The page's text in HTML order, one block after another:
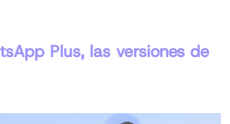
Plus, las versiones de